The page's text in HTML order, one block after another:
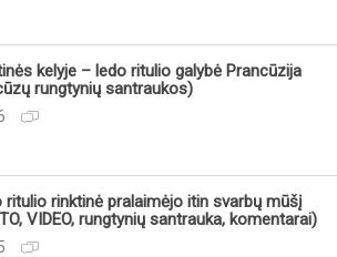
kelyje – ledo ritulio galybė Prancūzija
rungtynių santraukos)
ritulio rinktinė pralaimėjo itin svarbų mūšį
VIDEO, rungtynių santrauka, komentarai)